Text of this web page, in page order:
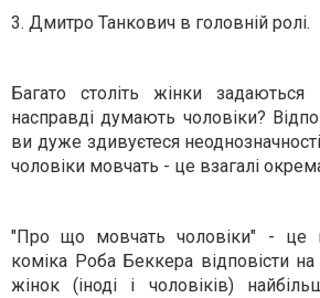
3. Дмитро Танкович в головній ролі.
Багато століть жінки
насправді думають чоловіки?
ви дуже здивуєтеся
чоловіки мовчать - це взагалі
"Про що мовчать чоловіки" - це
коміка Роба Беккера відповісти
жінок (іноді і чоловіків)